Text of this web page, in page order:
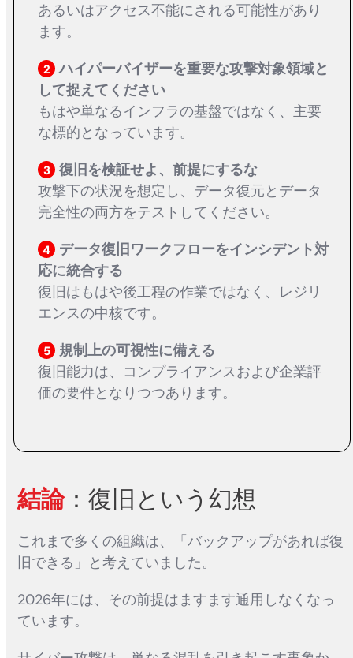
あるいはアクセス不能にされる可能性があり
ます。
2 ハイパーバイザーを重要な攻撃対象領域と
して捉えてください
もはや単なるインフラの基盤ではなく、主要
な標的となっています。
3 復旧を検証せよ、前提にするな
攻撃下の状況を想定し、データ復元とデータ
完全性の両方をテストしてください。
4 データ復旧ワークフローをインシデント対
応に統合する
復旧はもはや後工程の作業ではなく、レジリ
エンスの中核です。
5 規制上の可視性に備える
復旧能力は、コンプライアンスおよび企業評
価の要件となりつつあります。
結論：復旧という幻想
これまで多くの組織は、「バックアップがあれば復
旧できる」と考えていました。
2026年には、その前提はますます通用しなくなっ
ています。